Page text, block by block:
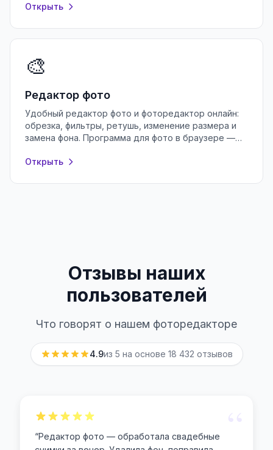
Открыть
🎨
Редактор фото
Удобный редактор фото и фоторедактор онлайн:
обрезка, фильтры, ретушь, изменение размера и
замена фона. Программа для фото в браузере —
Открыть
Отзывы наших
пользователей
Что говорят о нашем фоторедакторе
4.9из 5 на основе 18 432 отзывов
“Редактор фото — обработала свадебные